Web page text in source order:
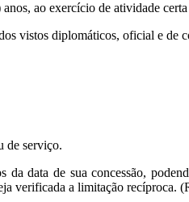
ao exercício de atividade
vistos diplomáticos, oficial e de
de serviço.
data de sua concessão,
verificada a limitação recíproca.